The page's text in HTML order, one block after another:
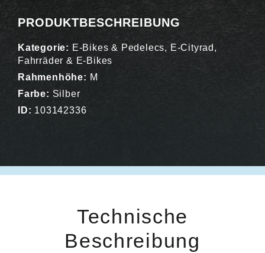
PRODUKTBESCHREIBUNG
Kategorie: E-Bikes & Pedelecs, E-Cityrad ,
Fahrräder & E-Bikes
Rahmenhöhe: M
Farbe: Silber
ID: 103142336
Technische
Beschreibung